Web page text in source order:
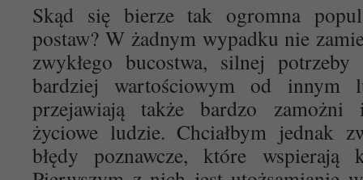
Skąd się bierze tak ogromna
postaw? W żadnym wypadku nie
zwykłego bucostwa, silnej
bardziej wartościowym od innym
przejawiają także bardzo zamożni
życiowe ludzie. Chciałbym jednak
błędy poznawcze, które wspierają